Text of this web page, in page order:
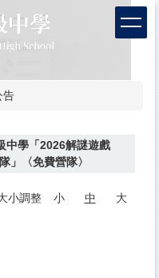
告
中學「2026解謎遊戲
」〈免費營隊〉
小調整 小 中
大